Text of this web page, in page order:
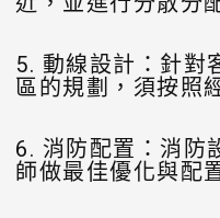
5. 動線設計：針對
區的規劃，須按照
6. 消防配置：消防
師做最佳優化與配